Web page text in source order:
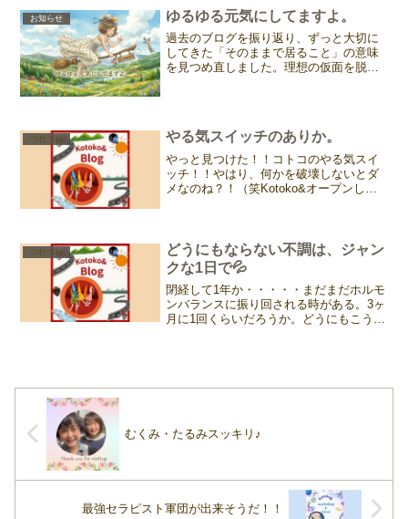
いたので、皆さまにもご紹介させていた
だきますね。お客様からの...
お知らせ ゆるゆる元気にしてますよ。
過去のブログを振り返り、ずっと大切に
してきた「そのままで居ること」の意味
を見つめ直しました。理想の仮面を脱ぎ
ます。
つれづれ やる気スイッチのありか。
やっと見つけた！！コトコのやる気スイ
ッチ！！やはり、何かを破壊しないとダ
メなのね？！（笑Kotoko&オープンし
か、何をモヤモヤして...
つれづれ
どうにもならない不調は、ジャン
クな1日で💦
閉経して1年か・・・・・まだまだホルモ
ンバランスに振り回される時がある。3ヶ
月に1回くらいだろうか。どうにもこうに
むくみ・たるみスッキリ♪
最強セラピスト軍団が出来そうだ！！